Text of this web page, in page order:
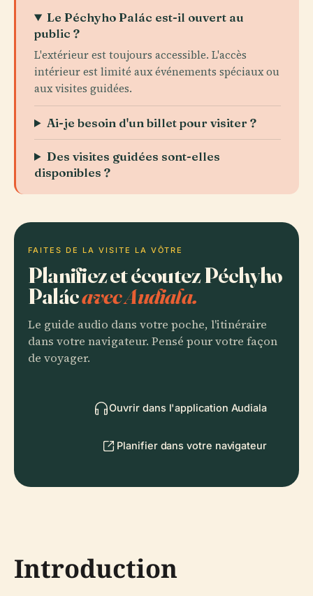
Le Péchyho Palác est-il ouvert au
public ?
L'extérieur est toujours accessible. L'accès
intérieur est limité aux événements spéciaux ou
aux visites guidées.
Ai-je besoin d'un billet pour visiter ?
Des visites guidées sont-elles
disponibles ?
FAITES DE LA VISITE LA VÔTRE
Planifiez et écoutez Péchyho
Palácavec Audiala.
Le guide audio dans votre poche, l'itinéraire
dans votre navigateur. Pensé pour votre façon
de voyager.
Ouvrir dans l'application Audiala
Planifier dans votre navigateur
Introduction